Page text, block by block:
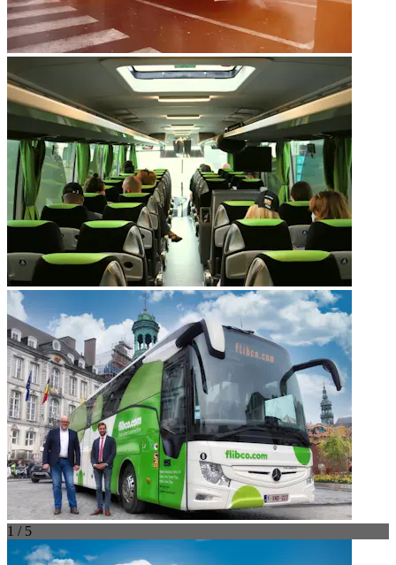
1 / 5